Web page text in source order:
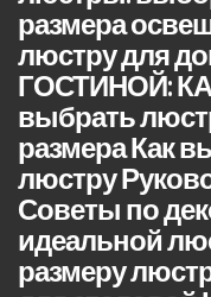
размера
люстру для
ГОСТИНОЙ:
выбрать
размера Как
люстру
Советы по
идеальной
размеру